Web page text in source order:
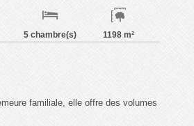
5 chambre(s) 1198 m²
familiale, elle offre des volumes